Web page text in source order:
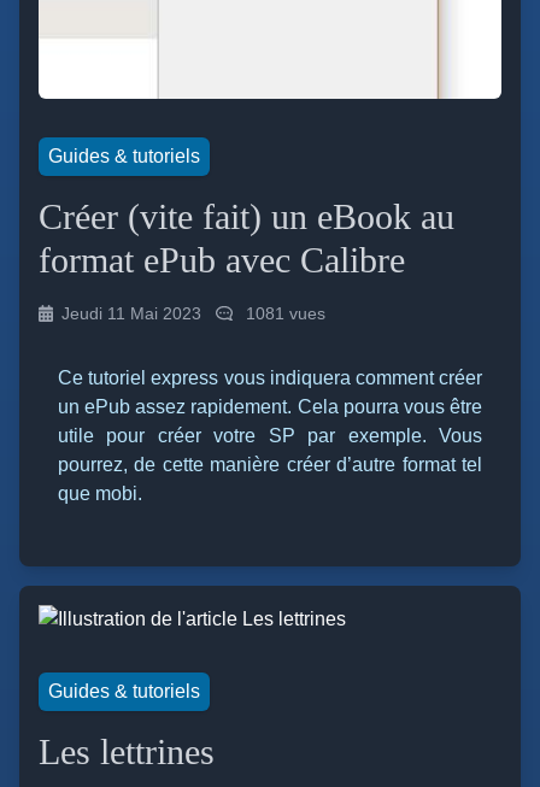
Guides & tutoriels
Créer (vite fait) un eBook au
format ePub avec Calibre
Jeudi 11 Mai 2023 1081 vues
Ce tutoriel express vous indiquera comment créer
un ePub assez rapidement. Cela pourra vous être
utile pour créer votre SP par exemple. Vous
pourrez, de cette manière créer d’autre format tel
que mobi.
Guides & tutoriels
Les lettrines